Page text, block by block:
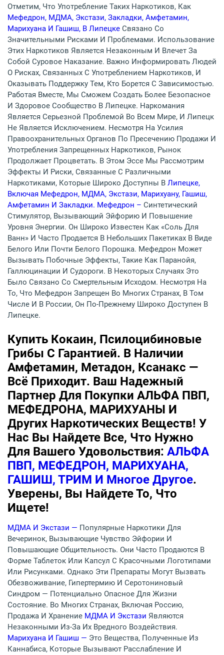
Отметим, Что Употребление Таких Наркотиков, Как
Мефедрон, МДМА, Экстази, Закладки, Амфетамин,
Марихуана И Гашиш, В Липецке Связано Со
Значительными Рисками И Проблемами. Использование
Этих Наркотиков Является Незаконным И Влечет За
Собой Суровое Наказание. Важно Информировать Людей
О Рисках, Связанных С Употреблением Наркотиков, И
Оказывать Поддержку Тем, Кто Борется С Зависимостью.
Работая Вместе, Мы Сможем Создать Более Безопасное
И Здоровое Сообщество В Липецке. Наркомания
Является Серьезной Проблемой Во Всем Мире, И Липецк
Не Является Исключением. Несмотря На Усилия
Правоохранительных Органов По Пресечению Продажи И
Употребления Запрещенных Наркотиков, Рынок
Продолжает Процветать. В Этом Эссе Мы Рассмотрим
Эффекты И Риски, Связанные С Различными
Наркотиками, Которые Широко Доступны В Липецке,
Включая Мефедрон, МДМА, Экстази, Марихуану, Гашиш,
Амфетамин И Закладки. Мефедрон – Синтетический
Стимулятор, Вызывающий Эйфорию И Повышение
Уровня Энергии. Он Широко Известен Как «соль Для
Ванн» И Часто Продается В Небольших Пакетиках В Виде
Белого Или Почти Белого Порошка. Мефедрон Может
Вызывать Побочные Эффекты, Такие Как Паранойя,
Галлюцинации И Судороги. В Некоторых Случаях Это
Было Связано Со Смертельным Исходом. Несмотря На
То, Что Мефедрон Запрещен Во Многих Странах, В Том
Числе И В России, Он По-Прежнему Широко Доступен В
Липецке.
Купить Кокаин, Псилоцибиновые
Грибы С Гарантией. В Наличии
Амфетамин, Метадон, Ксанакс —
Всё Приходит. Ваш Надежный
Партнер Для Покупки АЛЬФА ПВП,
МЕФЕДРОНА, МАРИХУАНЫ И
Других Наркотических Веществ! У
Нас Вы Найдете Все, Что Нужно
Для Вашего Удовольствия: АЛЬФА
ПВП, МЕФЕДРОН, МАРИХУАНА,
ГАШИШ, ТРИМ И Многое Другое.
Уверены, Вы Найдете То, Что
Ищете!
МДМА И Экстази — Популярные Наркотики Для
Вечеринок, Вызывающие Чувство Эйфории И
Повышающие Общительность. Они Часто Продаются В
Форме Таблеток Или Капсул С Красочными Логотипами
Или Рисунками. Однако Эти Препараты Могут Вызвать
Обезвоживание, Гипертермию И Серотониновый
Синдром — Потенциально Опасное Для Жизни
Состояние. Во Многих Странах, Включая Россию,
Продажа И Хранение МДМА И Экстази Являются
Незаконными Из-За Их Вредного Воздействия.
Марихуана И Гашиш — Это Вещества, Полученные Из
Каннабиса, Которые Вызывают Расслабление И